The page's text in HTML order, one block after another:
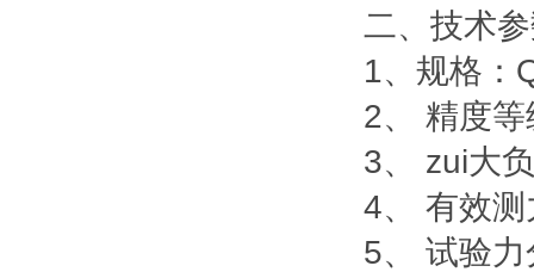
二、 技术
1、规格：
2、 精度
3、 zui大
4、 有效
5、 试验